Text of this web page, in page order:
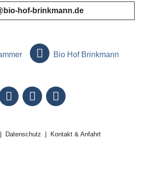
hof-brinkmann.de
Bio Hof Brinkmann
Datenschutz Kontakt & Anfahrt